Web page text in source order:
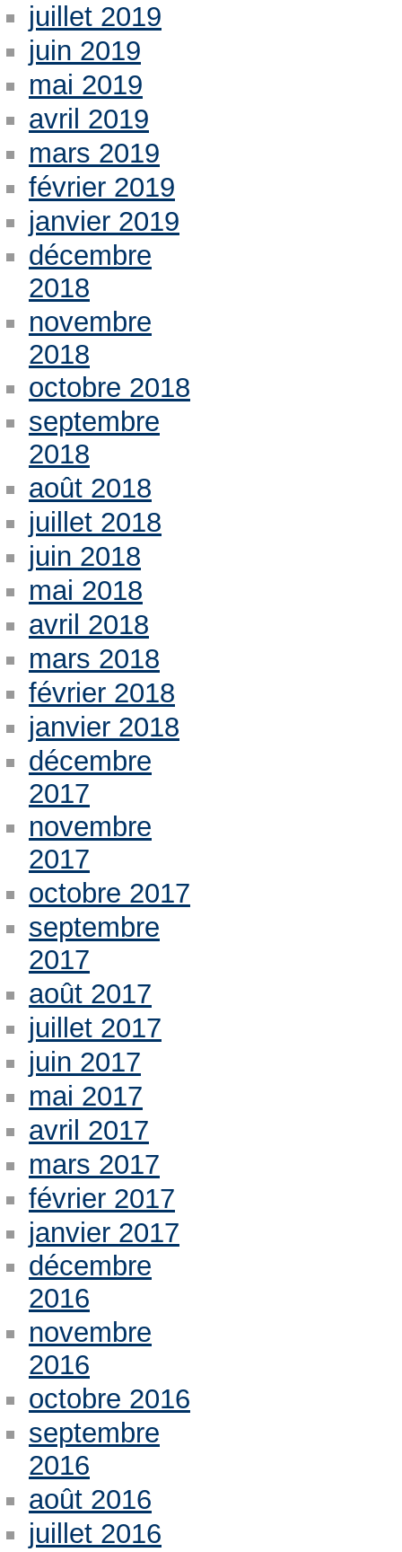
juillet 2019
juin 2019
mai 2019
avril 2019
mars 2019
février 2019
janvier 2019
décembre
2018
novembre
2018
octobre 2018
septembre
2018
août 2018
juillet 2018
juin 2018
mai 2018
avril 2018
mars 2018
février 2018
janvier 2018
décembre
2017
novembre
2017
octobre 2017
septembre
2017
août 2017
juillet 2017
juin 2017
mai 2017
avril 2017
mars 2017
février 2017
janvier 2017
décembre
2016
novembre
2016
octobre 2016
septembre
2016
août 2016
juillet 2016